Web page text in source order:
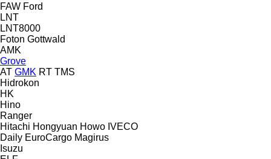
FAW Ford
LNT
LNT8000
Foton Gottwald
AMK
Grove
AT GMK RT TMS
Hidrokon
HK
Hino
Ranger
Hitachi Hongyuan Howo IVECO
Daily EuroCargo Magirus
Isuzu